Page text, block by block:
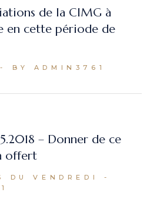
de la CIMG à
en cette période de
BY ADMIN3761
– Donner de ce
offert
DU VENDREDI